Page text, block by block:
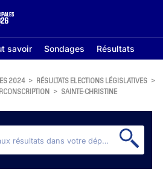
savoir Sondages Résultats
2024 > RÉSULTATS ELECTIONS LÉGISLATIVES >
> SAINTE-CHRISTINE